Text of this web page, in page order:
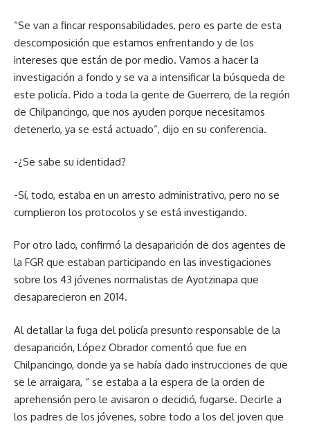
“Se van a fincar responsabilidades, pero es parte de esta
descomposición que estamos enfrentando y de los
intereses que están de por medio. Vamos a hacer la
investigación a fondo y se va a intensificar la búsqueda de
este policía. Pido a toda la gente de Guerrero, de la región
de Chilpancingo, que nos ayuden porque necesitamos
detenerlo, ya se está actuado”, dijo en su conferencia.
-¿Se sabe su identidad?
-Sí, todo, estaba en un arresto administrativo, pero no se
cumplieron los protocolos y se está investigando.
Por otro lado, confirmó la desaparición de dos agentes de
la FGR que estaban participando en las investigaciones
sobre los 43 jóvenes normalistas de Ayotzinapa que
desaparecieron en 2014.
Al detallar la fuga del policía presunto responsable de la
desaparición, López Obrador comentó que fue en
Chilpancingo, donde ya se había dado instrucciones de que
se le arraigara, “ se estaba a la espera de la orden de
aprehensión pero le avisaron o decidió, fugarse. Decirle a
los padres de los jóvenes, sobre todo a los del joven que